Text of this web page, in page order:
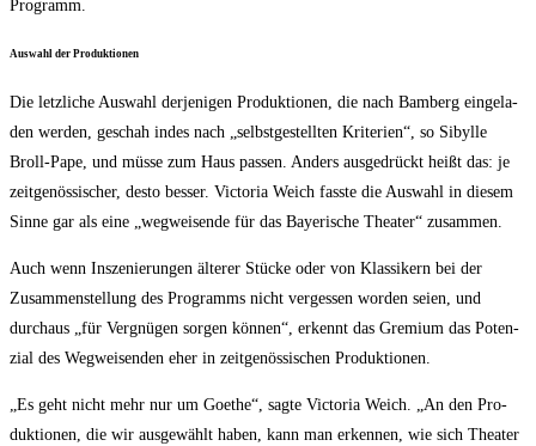
Programm.
Aus­wahl der Produktionen
Die letz­li­che Aus­wahl der­je­ni­gen Pro­duk­tio­nen, die nach Bam­berg ein­ge­la­
den wer­den, geschah indes nach „selbst­ge­stell­ten Kri­te­ri­en“, so Sibyl­le
Broll-Pape, und müs­se zum Haus pas­sen. Anders aus­ge­drückt heißt das: je
zeit­ge­nös­si­scher, des­to bes­ser. Vic­to­ria Weich fass­te die Aus­wahl in die­sem
Sin­ne gar als eine „weg­wei­sen­de für das Baye­ri­sche Thea­ter“ zusammen.
Auch wenn Insze­nie­run­gen älte­rer Stü­cke oder von Klas­si­kern bei der
Zusam­men­stel­lung des Pro­gramms nicht ver­ges­sen wor­den sei­en, und
durch­aus „für Ver­gnü­gen sor­gen kön­nen“, erkennt das Gre­mi­um das Poten­
zi­al des Weg­wei­sen­den eher in zeit­ge­nös­si­schen Produktionen.
„Es geht nicht mehr nur um Goe­the“, sag­te Vic­to­ria Weich. „An den Pro­
duk­tio­nen, die wir aus­ge­wählt haben, kann man erken­nen, wie sich Thea­ter